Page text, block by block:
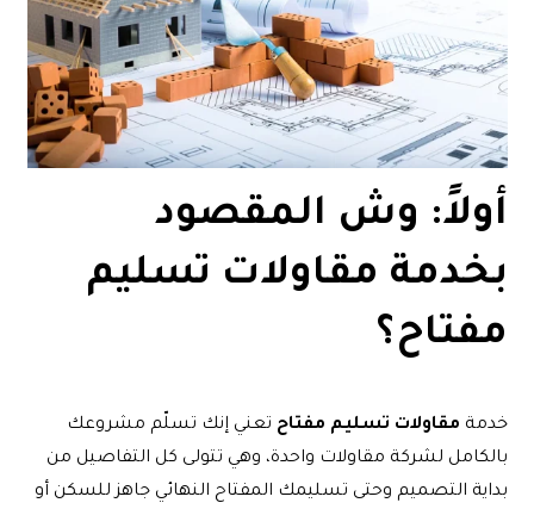
أولاً: وش المقصود
بخدمة مقاولات تسليم
مفتاح؟
خدمة مقاولات تسليم مفتاح تعني إنك تسلّم مشروعك
بالكامل لشركة مقاولات واحدة، وهي تتولى كل التفاصيل من
بداية التصميم وحتى تسليمك المفتاح النهائي جاهز للسكن أو